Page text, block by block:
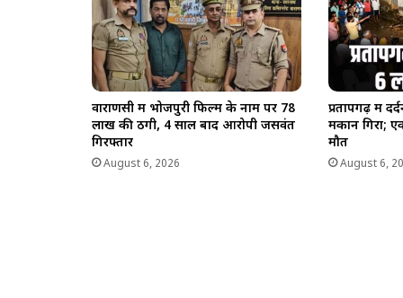
वाराणसी में भोजपुरी फिल्म के नाम पर 78
लाख की ठगी, 4 साल बाद आरोपी जसवंत
गिरफ्तार
August 6, 2026
प्रतापगढ़ में
मकान गिरा;
मौत
August 6,